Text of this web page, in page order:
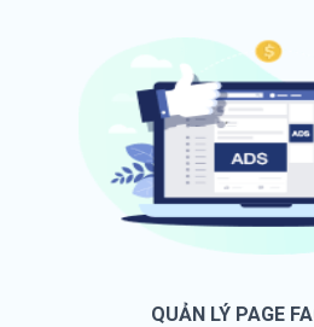
QUẢN LÝ PAGE